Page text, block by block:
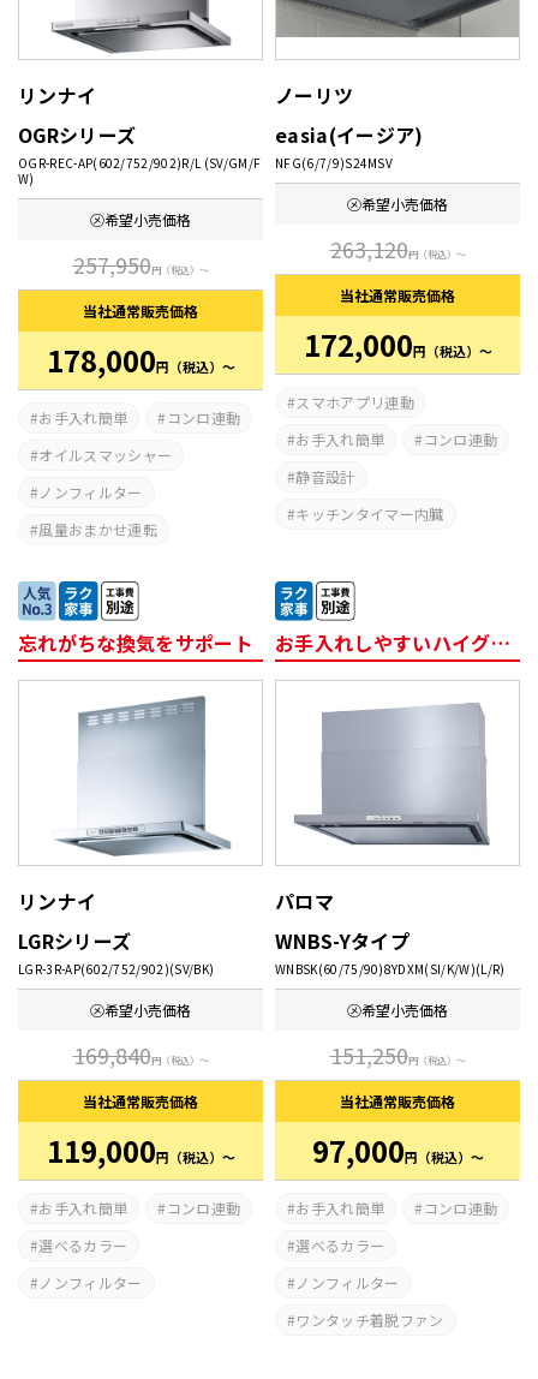
リンナイ
OGRシリーズ
OGR-REC-AP(602/752/902)R/L (SV/GM/F
W)
㋱希望小売価格
257,950円（税込）～
当社通常販売価格
178,000円 （税込）～
お手入れ簡単
コンロ連動
オイルスマッシャー
ノンフィルター
風量おまかせ運転
ノーリツ
easia(イージア)
NFG(6/7/9)S24MSV
㋱希望小売価格
263,120円（税込）～
当社通常販売価格
172,000円 （税込）～
スマホアプリ連動
お手入れ簡単
コンロ連動
静音設計
キッチンタイマー内臓
リンナイ
LGRシリーズ
LGR-3R-AP(602/752/902)(SV/BK)
忘れがちな換気をサポート
㋱希望小売価格
169,840円（税込）～
当社通常販売価格
119,000円 （税込）～
お手入れ簡単
コンロ連動
選べるカラー
ノンフィルター
パロマ
WNBS-Yタイプ
WNBSK(60/75/90)8YDXM(SI/K/W)(L/R)
お手入れしやすいハイグレードタイプ
㋱希望小売価格
151,250円（税込）～
当社通常販売価格
97,000円 （税込）～
お手入れ簡単
コンロ連動
選べるカラー
ノンフィルター
ワンタッチ着脱ファン